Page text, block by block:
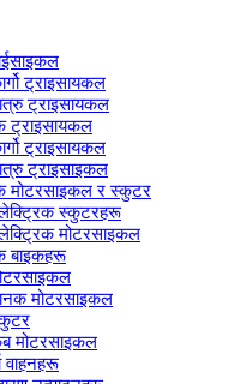
ट्राइसायकल
ट्राइसायकल
ट्राइसायकल
ट्राइसायकल
ट्राइसाइकल
मोटरसाइकल र स्कुटर
स्कुटरहरू
मोटरसाइकल
बाइकहरू
मोटरसाइकल
मोटरसाइकल
वाहनहरू